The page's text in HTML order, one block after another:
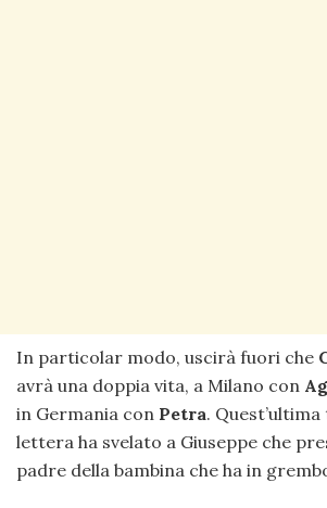
In particolar modo, uscirà fuori che
avrà una doppia vita, a Milano con
in Germania con Petra.
lettera ha svelato a Giuseppe che
padre della bambina che ha in